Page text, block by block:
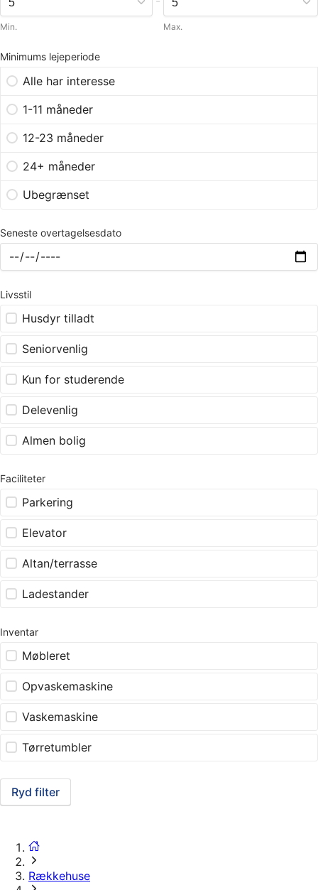
Min. Max.
Minimums lejeperiode
Alle har interesse
1-11 måneder
12-23 måneder
24+ måneder
Ubegrænset
Seneste overtagelsesdato
Livsstil
Husdyr tilladt
Seniorvenlig
Kun for studerende
Delevenlig
Almen bolig
Faciliteter
Parkering
Elevator
Altan/terrasse
Ladestander
Inventar
Møbleret
Opvaskemaskine
Vaskemaskine
Tørretumbler
Ryd filter
Rækkehuse